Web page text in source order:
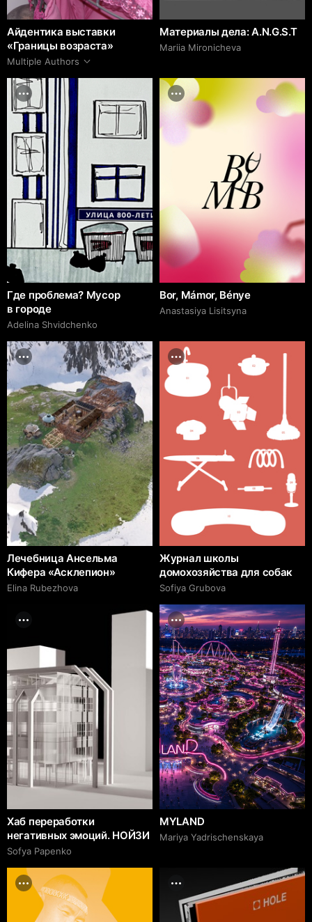
Айдентика выставки
«Границы возраста»
Multiple Authors
Материалы дела: A.N.G.S.T
Mariia Mironicheva
Где проблема? Мусор
в городе
Adelina Shvidchenko
Bor, Mámor, Bénye
Anastasiya Lisitsyna
Лечебница Ансельма
Кифера «Асклепион»
Elina Rubezhova
Журнал школы
домохозяйства для собак
Sofiya Grubova
Хаб переработки
негативных эмоций. НОЙЗИ
Sofya Papenko
MYLAND
Mariya Yadrischenskaya